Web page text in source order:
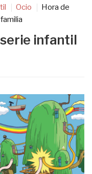
Ocio
Hora de
serie infantil